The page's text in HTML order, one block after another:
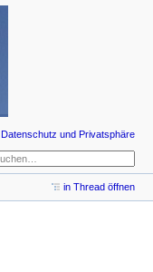
Datenschutz und Privatsphäre
in Thread öffnen